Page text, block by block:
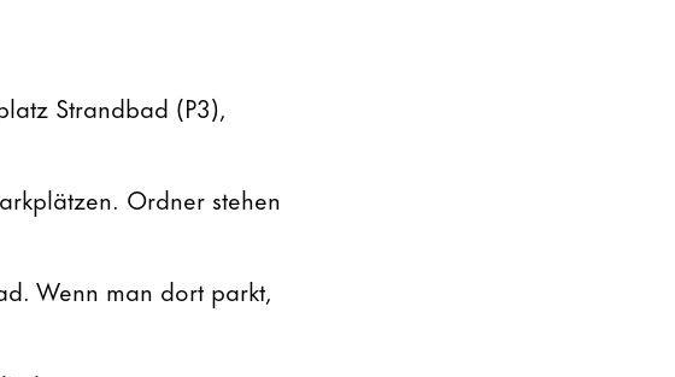
Strandbad (P3),
Ordner stehen
Wenn man dort parkt,